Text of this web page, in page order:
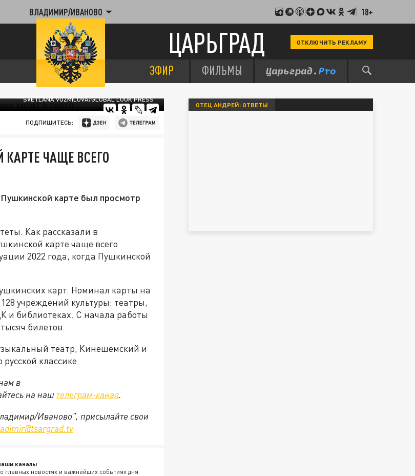
ВЛАДИМИР/ИВАНОВО 18+
ЦАРЬГРАД ОТКЛЮЧИТЬ РЕКЛАМУ
ЭФИР ФИЛЬМЫ
SVETLANA VOZMILOVA/GLOBAL LOOK PRESS
ПОДПИШИТЕСЬ:
ЧАЩЕ ВСЕГО
карте был просмотр
Как рассказали в
карте чаще всего
2022 года, когда Пушкинской
карт. Номинал карты на
учреждений культуры: театры,
и библиотеках. С начала работы
билетов.
театр, Кинешемский и
классике.
в
на наш телеграм-канал.
Иваново", присылайте свои
каналы
главных новостях и важнейших событиях дня.
ОТЕЦ АНДРЕЙ: ОТВЕТЫ